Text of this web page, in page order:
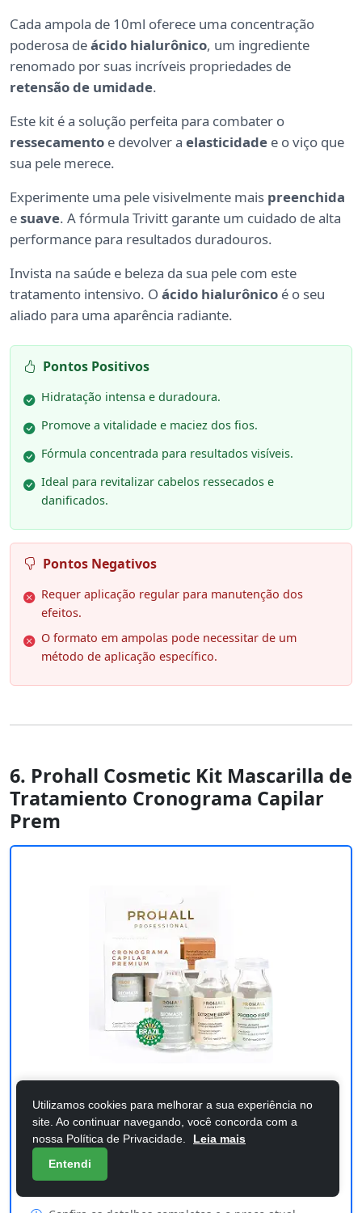
Cada ampola de 10ml oferece uma concentração
poderosa deácido hialurônico, um ingrediente
renomado por suas incríveis propriedades de
retensão de umidade.
Este kit é a solução perfeita para combater o
ressecamento e devolver a elasticidade e o viço que
sua pele merece.
Experimente uma pele visivelmente mais preenchida
esuave. A fórmula Trivitt garante um cuidado de alta
performance para resultados duradouros.
Invista na saúde e beleza da sua pele com este
tratamento intensivo. O ácido hialurônico é o seu
aliado para uma aparência radiante.
Pontos Positivos
Hidratação intensa e duradoura.
Promove a vitalidade e maciez dos fios.
Fórmula concentrada para resultados visíveis.
Ideal para revitalizar cabelos ressecados e
danificados.
Pontos Negativos
Requer aplicação regular para manutenção dos
efeitos.
O formato em ampolas pode necessitar de um
método de aplicação específico.
6. Prohall Cosmetic Kit Mascarilla de
Tratamiento Cronograma Capilar
Prem
Custo-benefício
Prohall Cosmetic Kit Mascarilla de
Tratamiento Cronograma Capilar Prem
Utilizamos cookies para melhorar a sua experiência no
site. Ao continuar navegando, você concorda com a
nossa Política de Privacidade.
Leia mais
Entendi